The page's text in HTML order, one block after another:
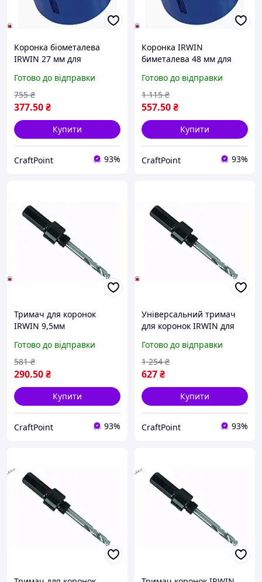
Коронка біометалева
IRWIN 27 мм для
висока міцність і
довговічність
Готово до відправки
377.50₴
755 ₴
Купити
CraftPoint 93%
Коронка IRWIN
биметалева 48 мм для
швидкість і довговічність
Готово до відправки
557.50₴
1 115 ₴
Купити
CraftPoint 93%
Тримач для коронок
IRWIN 9,5мм
для роботи з коронками
діаметром 14-30мм
Готово до відправки
290.50₴
581 ₴
Купити
CraftPoint 93%
Універсальний тримач
для коронок IRWIN для
діаметром 13-210 мм з
ергономічним дизайном
Готово до відправки
627₴
1 254 ₴
Купити
CraftPoint 93%